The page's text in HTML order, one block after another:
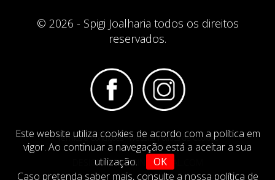
Este website utiliza cookies de acordo com a política em
vigor. Ao continuar a navegação está a aceitar a sua
utilização.
OK
Caso pretenda saber mais, consulte a nossa política de
© 2026 - Spigi Joalharia todos os direitos
reservados.
Termos e Condições Website Politica de Cookies
DESIGN BYIMAGINEVIRTUAL.COM